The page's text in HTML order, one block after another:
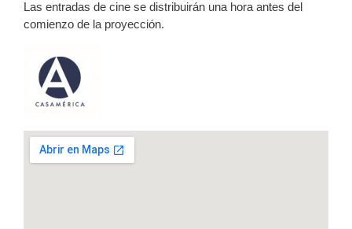
Las entradas de cine se distribuirán una hora antes del
comienzo de la proyección.